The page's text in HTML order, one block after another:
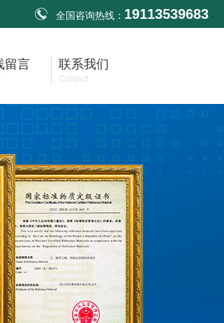
全国咨询热线： 19113539683
留言 联系我们
Contact